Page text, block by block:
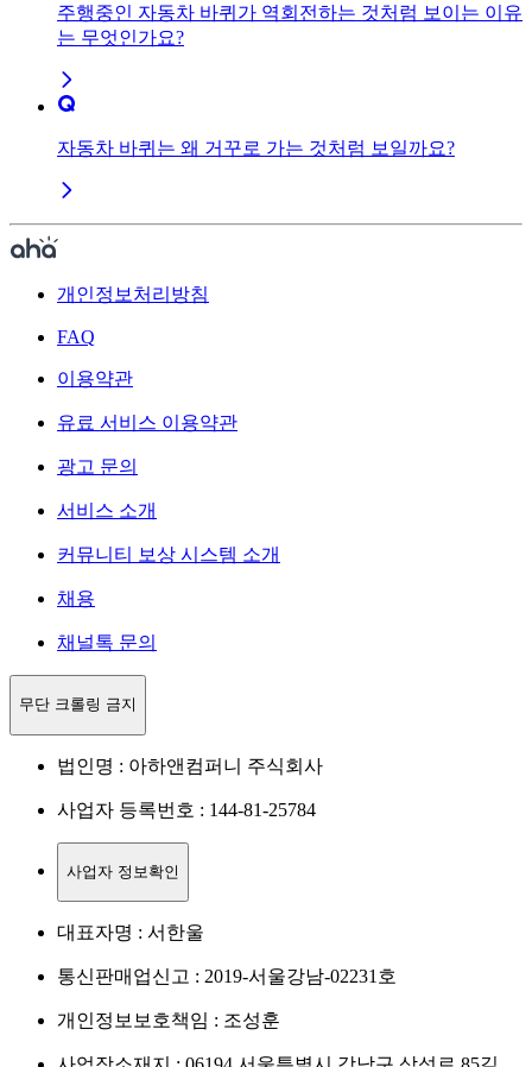
주행중인 자동차 바퀴가 역회전하는 것처럼 보이는 이유
는 무엇인가요?
자동차 바퀴는 왜 거꾸로 가는 것처럼 보일까요?
개인정보처리방침
FAQ
이용약관
유료 서비스 이용약관
광고 문의
서비스 소개
커뮤니티 보상 시스템 소개
채용
채널톡 문의
무단 크롤링 금지
법인명 : 아하앤컴퍼니 주식회사
사업자 등록번호 : 144-81-25784
사업자 정보확인
대표자명 : 서한울
통신판매업신고 : 2019-서울강남-02231호
개인정보보호책임 : 조성훈